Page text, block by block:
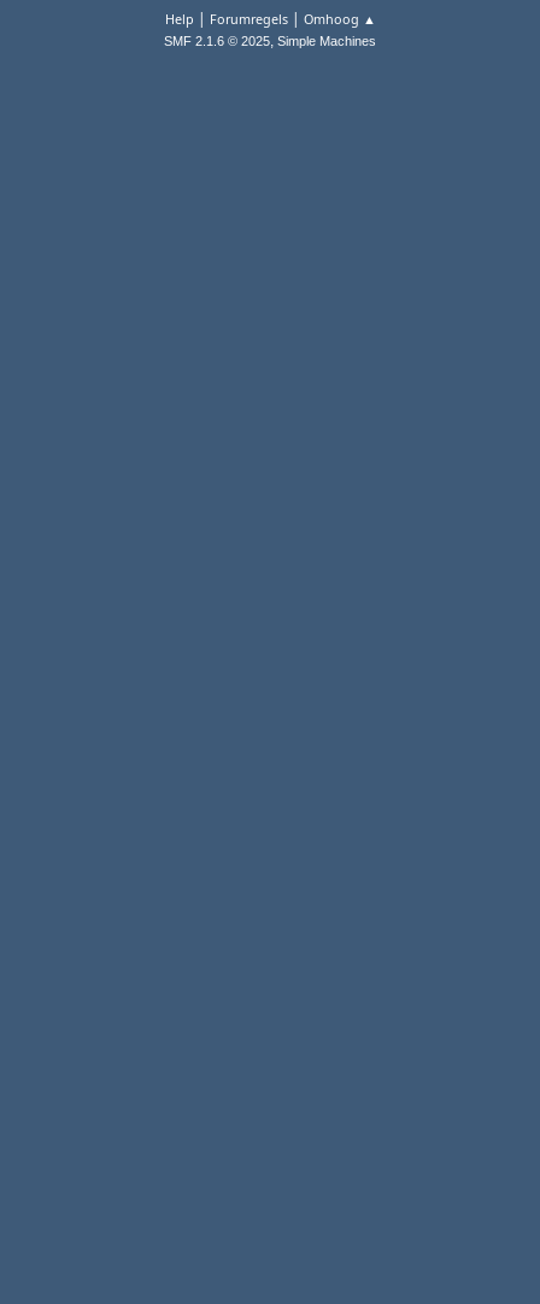
Help | Forumregels| Omhoog ▲
SMF 2.1.6 © 2025, Simple Machines